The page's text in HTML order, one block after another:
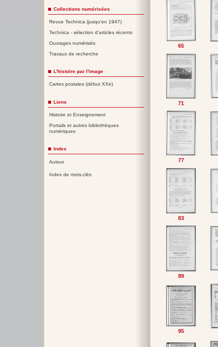
65
71
77
83
89
95
Collections numérisées
Revue Technica (jusqu'en 1947)
Technica - sélection d'articles récents
Ouvrages numérisés
Travaux de recherche
L'histoire par l'image
Cartes postales (début XXe)
Liens
Histoire et Enseignement
Portails et autres bibliothèques
numériques
Index
Auteur
Index de mots-clés